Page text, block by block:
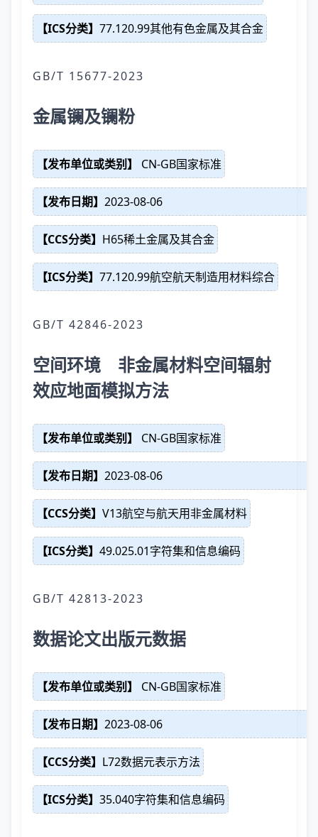
【ICS分类】 77.120.99其他有色金属及其合金
GB/T 15677-2023
金属镧及镧粉
【发布单位或类别】 CN-GB国家标准
【发布日期】 2023-08-06
【CCS分类】 H65稀土金属及其合金
【ICS分类】 77.120.99航空航天制造用材料综合
GB/T 42846-2023
空间环境 非金属材料空间辐射
效应地面模拟方法
【发布单位或类别】 CN-GB国家标准
【发布日期】 2023-08-06
【CCS分类】 V13航空与航天用非金属材料
【ICS分类】 49.025.01字符集和信息编码
GB/T 42813-2023
数据论文出版元数据
【发布单位或类别】 CN-GB国家标准
【发布日期】 2023-08-06
【CCS分类】 L72数据元表示方法
【ICS分类】 35.040字符集和信息编码